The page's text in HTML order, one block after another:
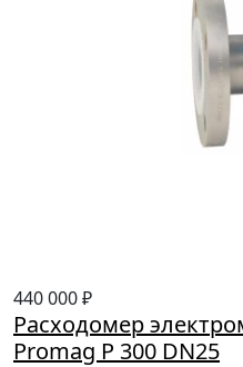
440 000 ₽
Расходомер
Promag P 300 DN25